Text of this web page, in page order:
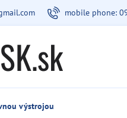
mobile phone:
výstrojou